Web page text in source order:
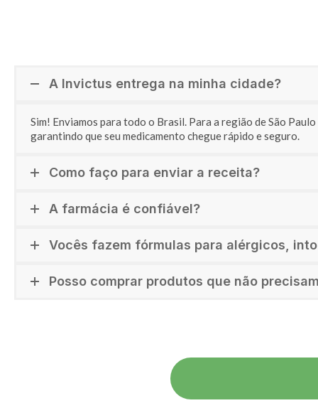
A Invictus entrega na minha cidade?
Sim! Enviamos para todo o Brasil. Para a região de São
garantindo que seu medicamento chegue rápido e seguro.
Como faço para enviar a receita?
A farmácia é confiável?
Vocês fazem fórmulas para alérgicos,
Posso comprar produtos que não